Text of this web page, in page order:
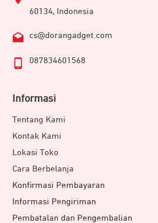
60134, Indonesia
cs@dorangadget.com
087834601568
Informasi
Tentang Kami
Kontak Kami
Lokasi Toko
Cara Berbelanja
Konfirmasi Pembayaran
Informasi Pengiriman
Pembatalan dan Pengembalian